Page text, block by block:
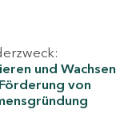
und Wachsen
Förderung von